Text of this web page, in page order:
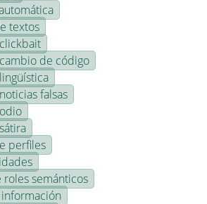
textos
de código
falsas
perfiles
semánticos